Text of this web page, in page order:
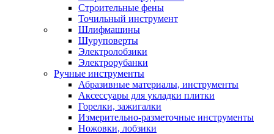
Строительные фены
Точильный инструмент
Шлифмашины
Шуруповерты
Электролобзики
Электрорубанки
Ручные инструменты
Абразивные материалы, инструменты
Аксессуары для укладки плитки
Горелки, зажигалки
Измерительно-разметочные инструменты
Ножовки, лобзики